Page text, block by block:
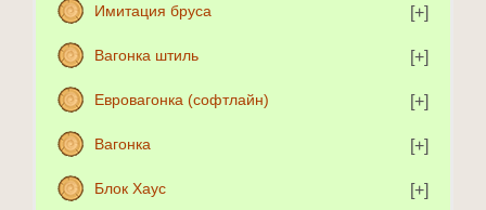
Имитация бруса
Вагонка штиль
Евровагонка (софтлайн)
Вагонка
Блок Хаус